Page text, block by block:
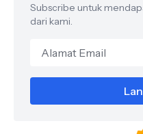
Subscribe untuk
dari kami.